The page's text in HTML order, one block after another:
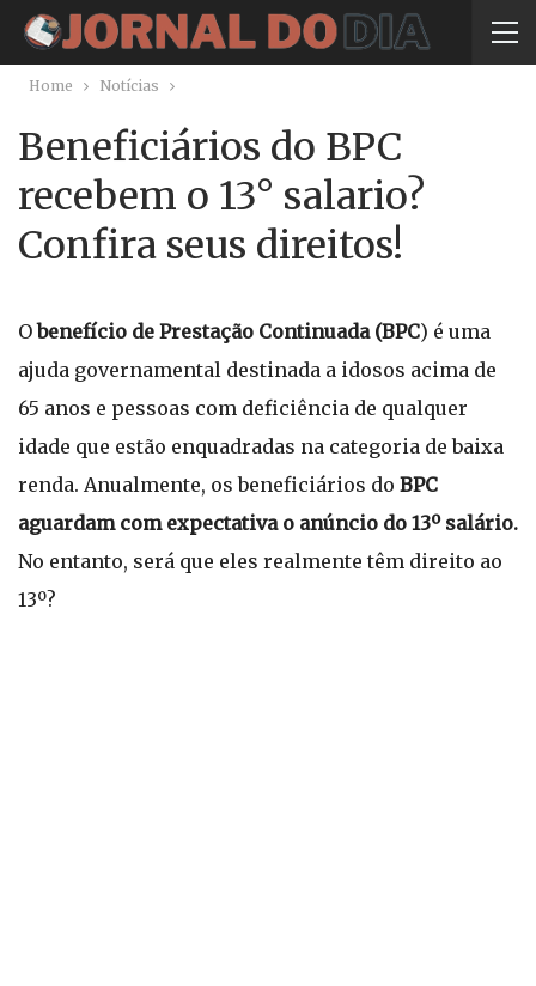
Home Notícias
Beneficiários do BPC
recebem o 13° salario?
Confira seus direitos!
Obenefício de Prestação Continuada (BPC) é uma
ajuda governamental destinada a idosos acima de
65 anos e pessoas com deficiência de qualquer
idade que estão enquadradas na categoria de baixa
renda. Anualmente, os beneficiários do BPC
aguardam com expectativa o anúncio do 13º salário.
No entanto, será que eles realmente têm direito ao
13º?